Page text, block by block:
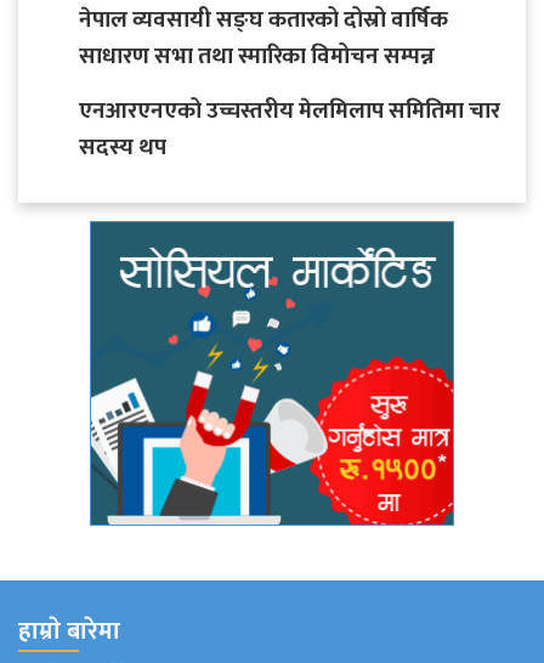
नेपाल व्यवसायी सङ्घ कतारको दोस्रो वार्षिक
साधारण सभा तथा स्मारिका विमोचन सम्पन्न
एनआरएनएको उच्चस्तरीय मेलमिलाप समितिमा चार
सदस्य थप
हाम्राे बारेमा